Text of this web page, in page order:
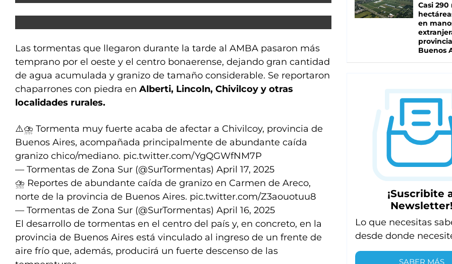
Las tormentas que llegaron durante la tarde al AMBA pasaron más
temprano por el oeste y el centro bonaerense, dejando gran cantidad
de agua acumulada y granizo de tamaño considerable. Se reportaron
chaparrones con piedra en Alberti, Lincoln, Chivilcoy y otras
localidades rurales.
⚠️⛈️ Tormenta muy fuerte acaba de afectar a Chivilcoy, provincia de
Buenos Aires, acompañada principalmente de abundante caída
granizo chico/mediano. pic.twitter.com/YgQGWfNM7P
— Tormentas de Zona Sur (@SurTormentas) April 17, 2025
⛈️ Reportes de abundante caída de granizo en Carmen de Areco,
norte de la provincia de Buenos Aires. pic.twitter.com/Z3aouotuu8
— Tormentas de Zona Sur (@SurTormentas) April 16, 2025
El desarrollo de tormentas en el centro del país y, en concreto, en la
provincia de Buenos Aires está vinculado al ingreso de un frente de
aire frío que, además, producirá un fuerte descenso de las
Casi 290
en
Buenos
¡Suscribite
Newsletter!
Lo que necesitas
desde donde
SABER MÁS